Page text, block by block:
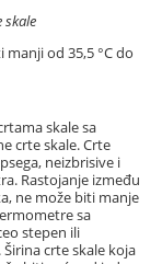
skale
od 35,5 °C do
skale sa
crte skale. Crte
neizbrisive i
Rastojanje između
ne može biti manje
sa
stepen ili
crte skale koja